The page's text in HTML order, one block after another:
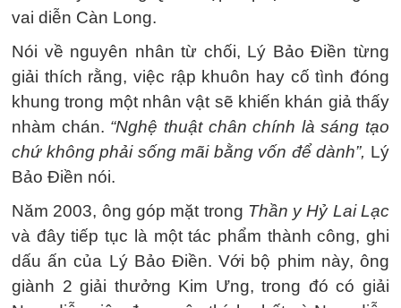
vai diễn Càn Long.
Nói về nguyên nhân từ chối, Lý Bảo Điền từng
giải thích rằng, việc rập khuôn hay cố tình đóng
khung trong một nhân vật sẽ khiến khán giả thấy
nhàm chán. “Nghệ thuật chân chính là sáng tạo
chứ không phải sống mãi bằng vốn để dành”, Lý
Bảo Điền nói.
Năm 2003, ông góp mặt trong Thần y Hỷ Lai Lạc
và đây tiếp tục là một tác phẩm thành công, ghi
dấu ấn của Lý Bảo Điền. Với bộ phim này, ông
giành 2 giải thưởng Kim Ưng, trong đó có giải